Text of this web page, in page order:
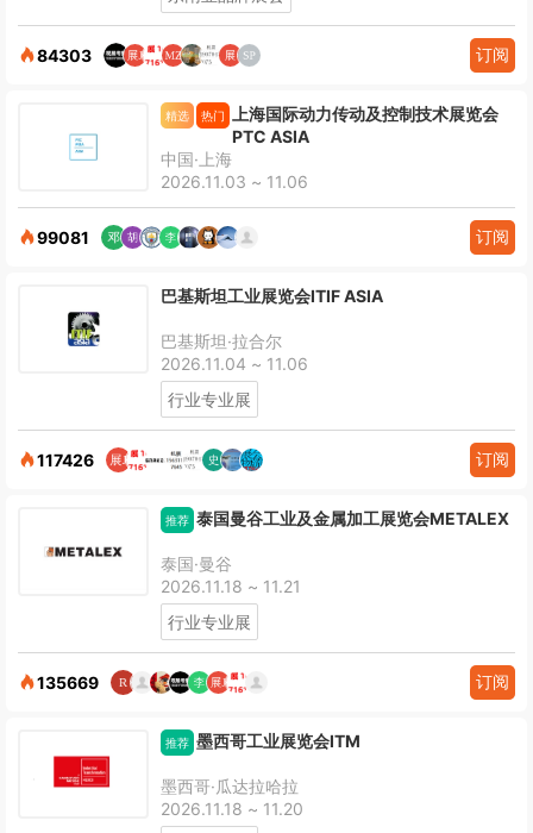
84303 订阅
精选 热门
上海国际动力传动及控制技术展览会
PTC ASIA
中国·上海
2026.11.03 ~ 11.06
99081 订阅
巴基斯坦工业展览会ITIF ASIA
巴基斯坦·拉合尔
2026.11.04 ~ 11.06
行业专业展
117426 订阅
推荐 泰国曼谷工业及金属加工展览会METALEX
泰国·曼谷
2026.11.18 ~ 11.21
行业专业展
135669 订阅
推荐 墨西哥工业展览会ITM
墨西哥·瓜达拉哈拉
2026.11.18 ~ 11.20